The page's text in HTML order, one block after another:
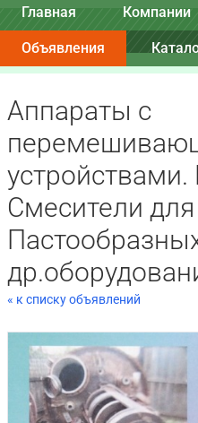
Главная Компании
Объявления
Аппараты с
Смесители для
« к списку объявлений